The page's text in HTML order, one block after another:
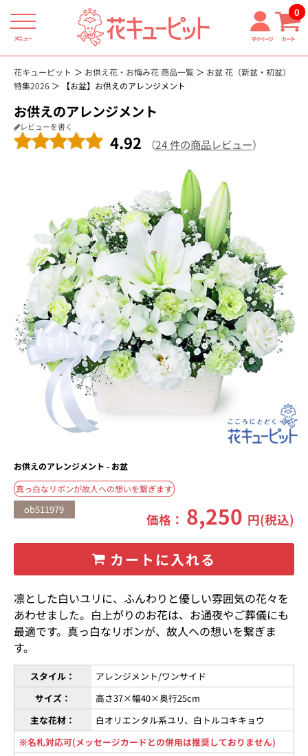
メニュー マイページ カート
0
花キューピット お供え花・お悔み花 商品一覧
お盆 花（新盆・初盆）
特集2026
【お盆】お供えのアレンジメント
お供えのアレンジメント
レビューを書く
4.92 （24 件の商品レビュー）
お供えのアレンジメント - お盆
真っ白なリボンが故人への想いを繋ぎます
ob511979
価格： 8,250 円(税込)
カートに入れる
凛とした白いユリに、ふんわりと優しい雰囲気の花々を
あわせました。白上がりのお花は、お通夜やご葬儀にも
最適です。真っ白なリボンが、故人への想いを繋ぎま
す。
スタイル：
アレンジメント/ワンサイド
サイズ：
高さ37×幅40×奥行25cm
主な花材：
白オリエンタル系ユリ、白トルコキキョウ
※名札対応可(メッセージカードとの併用は推奨しておりません)